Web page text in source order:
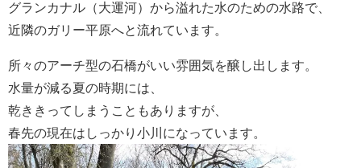
グランカナル（大運河）から溢れた水のための水路で、
近隣のガリー平原へと流れています。
所々のアーチ型の石橋がいい雰囲気を醸し出します。
水量が減る夏の時期には、
乾ききってしまうこともありますが、
春先の現在はしっかり小川になっています。